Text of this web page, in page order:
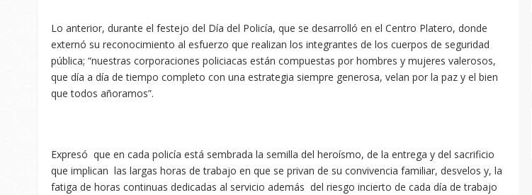
Lo anterior, durante el festejo del Día del Policía, que se desarrolló en el Centro Platero, donde
externó su reconocimiento al esfuerzo que realizan los integrantes de los cuerpos de seguridad
pública; “nuestras corporaciones policiacas están compuestas por hombres y mujeres valerosos,
que día a día de tiempo completo con una estrategia siempre generosa, velan por la paz y el bien
que todos añoramos”.
Expresó que en cada policía está sembrada la semilla del heroísmo, de la entrega y del sacrificio
que implican las largas horas de trabajo en que se privan de su convivencia familiar, desvelos y, la
fatiga de horas continuas dedicadas al servicio además del riesgo incierto de cada día de trabajo